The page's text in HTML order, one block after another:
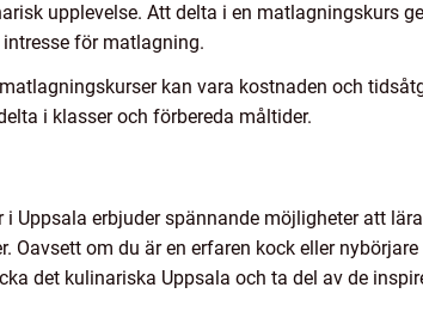
upplevelse. Att delta i en matlagningskurs
för matlagning.
kan vara kostnaden och
i klasser och förbereda måltider.
i Uppsala erbjuder spännande möjligheter att
Oavsett om du är en erfaren kock eller
det kulinariska Uppsala och ta del av de